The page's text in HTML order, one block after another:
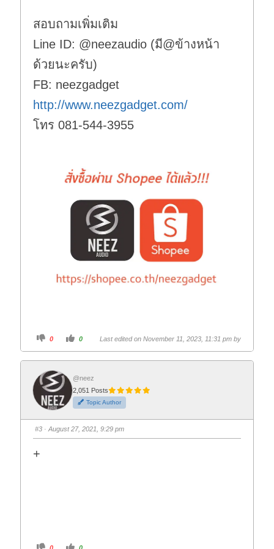
สอบถามเพิ่มเติม
Line ID: @neezaudio (มี@ข้างหน้า
ด้วยนะครับ)
FB: neezgadget
http://www.neezgadget.com/
โทร 081-544-3955
C
i
f
o
r
t
h
u
m
b
d
o
0
C
i
o
r
t
h
u
m
b
u
p
0 Last edited on November 11, 2023, 11:31 pm by
@neez
2,051 Posts
Topic Author
#3 · August 27, 2021, 9:29 pm
+
C
C